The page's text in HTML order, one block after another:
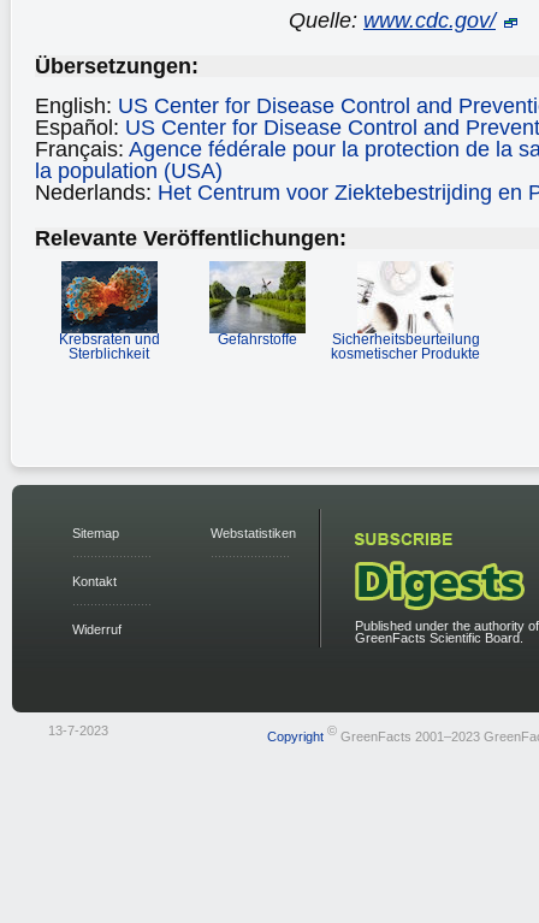
Quelle: www.cdc.gov/
Übersetzungen:
English: US Center for Disease Control and
Español: US Center for Disease Control and
Français: Agence fédérale pour la protection de la
la population (USA)
Nederlands: Het Centrum voor Ziektebestrijding en
Relevante Veröffentlichungen:
Krebsraten und
Sterblichkeit
Gefahrstoffe
Sicherheitsbeurteilung
kosmetischer Produkte
Sitemap
Kontakt
Widerruf
Webstatistiken
Published under the authority
GreenFacts Scientific Board.
13-7-2023 Copyright © GreenFacts 2001–2023